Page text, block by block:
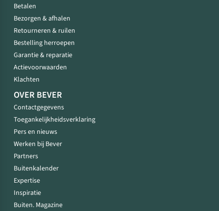
Betalen
Bezorgen & afhalen
Retourneren & ruilen
Bestelling herroepen
Garantie & reparatie
Actievoorwaarden
Klachten
OVER BEVER
Contactgegevens
Toegankelijkheidsverklaring
Pers en nieuws
Werken bij Bever
Partners
Buitenkalender
Expertise
Inspiratie
Buiten. Magazine